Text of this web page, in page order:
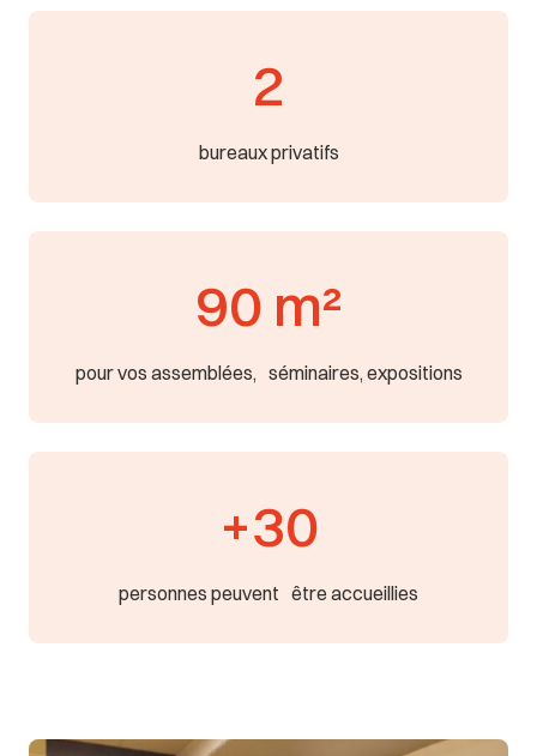
2
bureaux privatifs
90 m²
pour vos assemblées, séminaires, expositions
+30
personnes peuvent être accueillies